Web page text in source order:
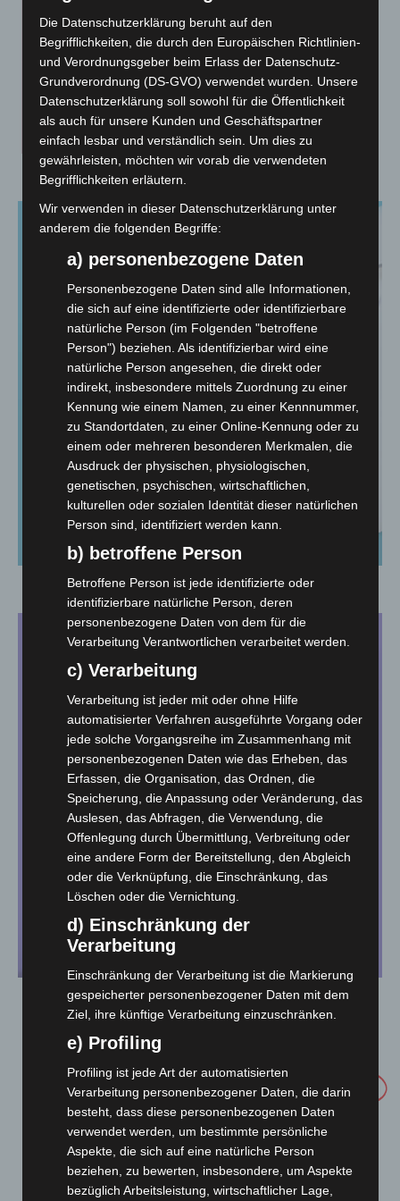
Visitenkarten
Briefumschläge
Blöcke
Die ganze Vielfalt unserer Papiere zum Greifen
Die Datenschutzerklärung beruht auf den
Begrifflichkeiten, die durch den Europäischen Richtlinien-
und Verordnungsgeber beim Erlass der Datenschutz-
Grundverordnung (DS-GVO) verwendet wurden. Unsere
Datenschutzerklärung soll sowohl für die Öffentlichkeit
als auch für unsere Kunden und Geschäftspartner
einfach lesbar und verständlich sein. Um dies zu
gewährleisten, möchten wir vorab die verwendeten
Begrifflichkeiten erläutern.
Wir verwenden in dieser Datenschutzerklärung unter
anderem die folgenden Begriffe:
a) personenbezogene Daten
Personenbezogene Daten sind alle Informationen,
die sich auf eine identifizierte oder identifizierbare
natürliche Person (im Folgenden "betroffene
Person") beziehen. Als identifizierbar wird eine
natürliche Person angesehen, die direkt oder
indirekt, insbesondere mittels Zuordnung zu einer
Kennung wie einem Namen, zu einer Kennnummer,
zu Standortdaten, zu einer Online-Kennung oder zu
einem oder mehreren besonderen Merkmalen, die
Ausdruck der physischen, physiologischen,
genetischen, psychischen, wirtschaftlichen,
kulturellen oder sozialen Identität dieser natürlichen
Person sind, identifiziert werden kann.
b) betroffene Person
Betroffene Person ist jede identifizierte oder
identifizierbare natürliche Person, deren
personenbezogene Daten von dem für die
Verarbeitung Verantwortlichen verarbeitet werden.
c) Verarbeitung
Verarbeitung ist jeder mit oder ohne Hilfe
automatisierter Verfahren ausgeführte Vorgang oder
jede solche Vorgangsreihe im Zusammenhang mit
personenbezogenen Daten wie das Erheben, das
Erfassen, die Organisation, das Ordnen, die
Speicherung, die Anpassung oder Veränderung, das
Auslesen, das Abfragen, die Verwendung, die
Offenlegung durch Übermittlung, Verbreitung oder
eine andere Form der Bereitstellung, den Abgleich
oder die Verknüpfung, die Einschränkung, das
Löschen oder die Vernichtung.
d) Einschränkung der
Verarbeitung
Einschränkung der Verarbeitung ist die Markierung
gespeicherter personenbezogener Daten mit dem
Ziel, ihre künftige Verarbeitung einzuschränken.
e) Profiling
Profiling ist jede Art der automatisierten
Verarbeitung personenbezogener Daten, die darin
besteht, dass diese personenbezogenen Daten
verwendet werden, um bestimmte persönliche
Aspekte, die sich auf eine natürliche Person
beziehen, zu bewerten, insbesondere, um Aspekte
bezüglich Arbeitsleistung, wirtschaftlicher Lage,